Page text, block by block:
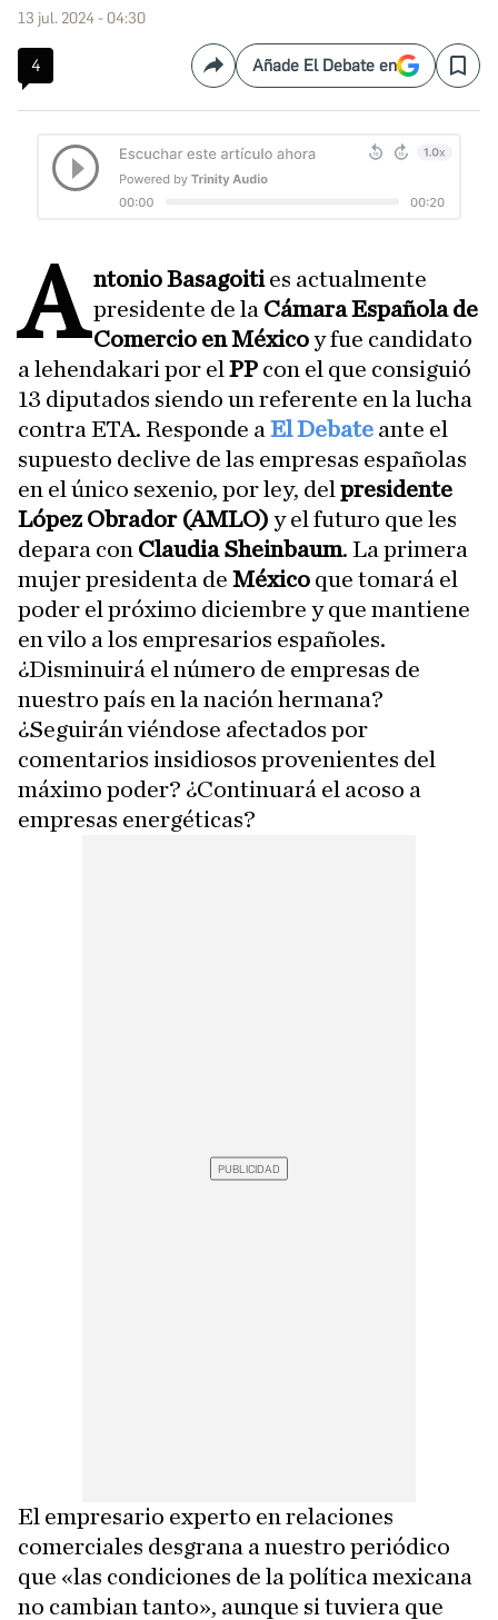
13 jul. 2024 - 04:30
4 CompartirAñade El Debate en Save
A ntonio Basagoities actualmente
presidente de la Cámara Española de
Comercio en Méxicoy fue candidato
a lehendakari por el PP con el que consiguió
13 diputados siendo un referente en la lucha
contra ETA. Responde a El Debate ante el
supuesto declive de las empresas españolas
en el único sexenio, por ley, del presidente
López Obrador (AMLO) y el futuro que les
depara con Claudia Sheinbaum. La primera
mujer presidenta de México que tomará el
poder el próximo diciembre y que mantiene
en vilo a los empresarios españoles.
¿Disminuirá el número de empresas de
nuestro país en la nación hermana?
¿Seguirán viéndose afectados por
comentarios insidiosos provenientes del
máximo poder? ¿Continuará el acoso a
empresas energéticas?
El empresario experto en relaciones
comerciales desgrana a nuestro periódico
que «las condiciones de la política mexicana
no cambian tanto», aunque si tuviera que